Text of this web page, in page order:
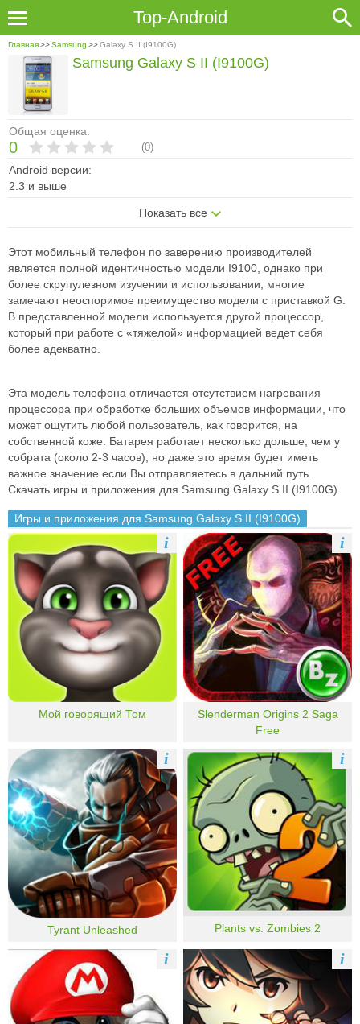
Top-Android
Главная>>Samsung >>Galaxy S II (I9100G)
Общая оценка:
0 (0)
Android версии:
2.3 и выше
Показать все
Samsung Galaxy S II (I9100G)
Этот мобильный телефон по заверению производителей
является полной идентичностью модели I9100, однако при
более скрупулезном изучении и использовании, многие
замечают неоспоримое преимущество модели с приставкой G.
В представленной модели используется другой процессор,
который при работе с «тяжелой» информацией ведет себя
более адекватно.
Эта модель телефона отличается отсутствием нагревания
процессора при обработке больших объемов информации, что
может ощутить любой пользователь, как говорится, на
собственной коже. Батарея работает несколько дольше, чем у
собрата (около 2-3 часов), но даже это время будет иметь
важное значение если Вы отправляетесь в дальний путь.
Скачать игры и приложения для Samsung Galaxy S II (I9100G).
Игры и приложения для Samsung Galaxy S II (I9100G)
Мой говорящий Том
i
Slenderman Origins 2 Saga
Free
i
Tyrant Unleashed
i
Plants vs. Zombies 2
i
i i